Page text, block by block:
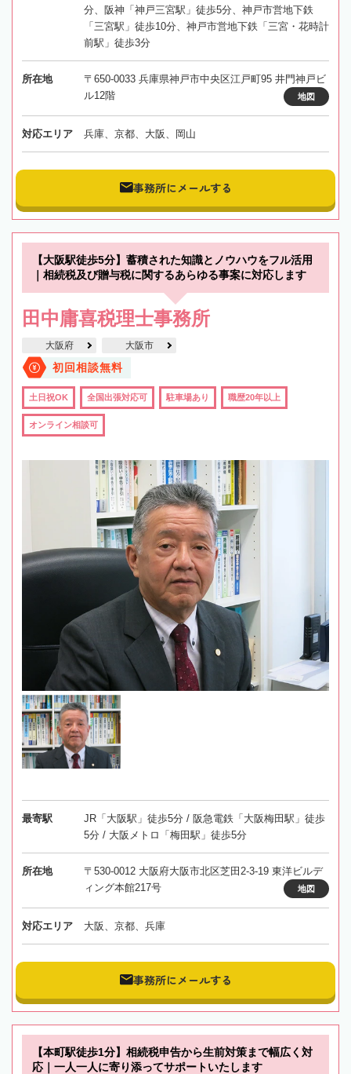
分、阪神「神戸三宮駅」徒歩5分、神戸市営地下鉄
「三宮駅」徒歩10分、神戸市営地下鉄「三宮・花時計
前駅」徒歩3分
所在地
〒650-0033 兵庫県神戸市中央区江戸町95 井門神戸ビ
ル12階
地図
対応エリア 兵庫、京都、大阪、岡山
事務所にメールする
【大阪駅徒歩5分】蓄積された知識とノウハウをフル活用
｜相続税及び贈与税に関するあらゆる事案に対応します
田中庸喜税理士事務所
大阪府 大阪市
初回相談無料
土日祝OK 全国出張対応可 駐車場あり 職歴20年以上
オンライン相談可
最寄駅
JR「大阪駅」徒歩5分 / 阪急電鉄「大阪梅田駅」徒歩
5分 / 大阪メトロ「梅田駅」徒歩5分
所在地
〒530-0012 大阪府大阪市北区芝田2-3-19 東洋ビルデ
ィング本館217号
地図
対応エリア 大阪、京都、兵庫
事務所にメールする
【本町駅徒歩1分】相続税申告から生前対策まで幅広く対
応｜一人一人に寄り添ってサポートいたします